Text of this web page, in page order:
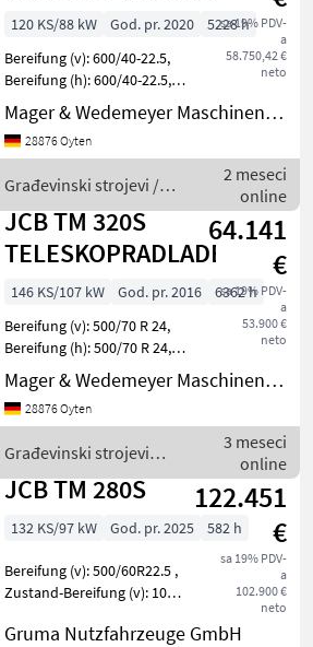
sa 19% PDV-
a
58.750,42 €
neto
120 KS/88 kW God. pr. 2020
5228 h
Bereifung (v): 600/40-22.5,
Bereifung (h): 600/40-22.5,
Geschwindigkeit: 40 km/h,
Arbeitsscheinwerfer 2x
hinten, Arbeitsscheinwerfer
Mager & Wedemeyer Maschinenvertrieb GmbH & Co. KG
28876 Oyten
Građevinski strojevi /
Schäffer
2 meseci
online
JCB TM 320S
TELESKOPRADLADER
64.141
€
sa 19% PDV-
a
53.900 €
neto
146 KS/107 kW God. pr. 2016
6362 h
Bereifung (v): 500/70 R 24,
Bereifung (h): 500/70 R 24,
Geschwindigkeit: 40 km/h,
Arbeitsscheinwerfer 4x
hinten, Arbeitsscheinwerfer
Mager & Wedemeyer Maschinenvertrieb GmbH & Co. KG
28876 Oyten
Građevinski strojevi /
JCB
3 meseci
online
JCB TM 280S
122.451
€
sa 19% PDV-
a
102.900 €
neto
132 KS/97 kW God. pr. 2025 582 h
Bereifung (v): 500/60R22.5 ,
Zustand-Bereifung (v): 100
500/60R22.5 , Zustand-
Gruma Nutzfahrzeuge GmbH